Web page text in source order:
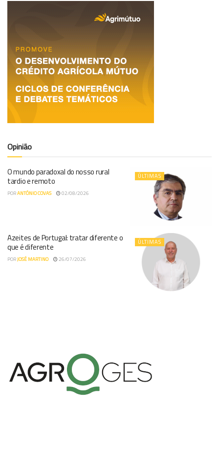
Opinião
ÚLTIMAS
O mundo paradoxal do nosso rural
tardio e remoto
PORANTÓNIO COVAS 02/08/2026
ÚLTIMAS
Azeites de Portugal: tratar diferente o
que é diferente
PORJOSÉ MARTINO 26/07/2026